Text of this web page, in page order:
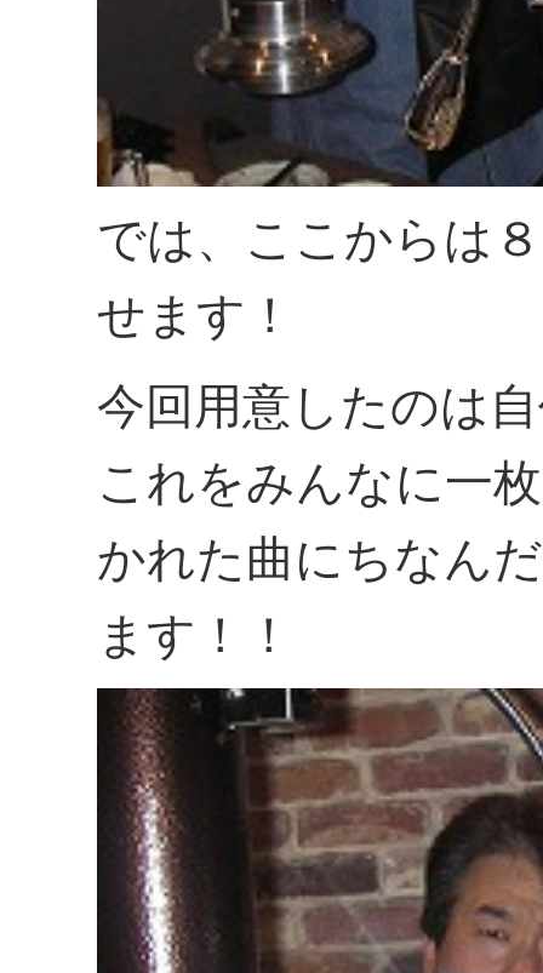
では、ここからは
せます！
今回用意したのは
これをみんなに一
かれた曲にちなん
ます！！